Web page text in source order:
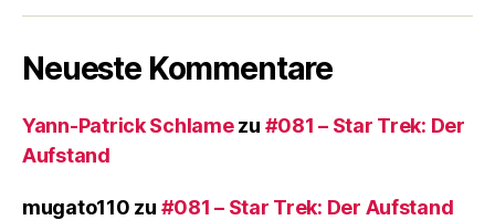
Neueste Kommentare
Yann-Patrick Schlamezu #081 – Star Trek: Der
Aufstand
mugato110 zu #081 – Star Trek: Der Aufstand